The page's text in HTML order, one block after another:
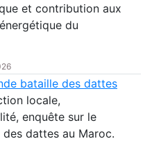
et contribution aux
du
bataille des dattes
locale,
enquête sur le
dattes au Maroc.